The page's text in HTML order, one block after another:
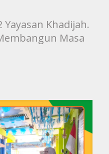
Khadijah.
Masa